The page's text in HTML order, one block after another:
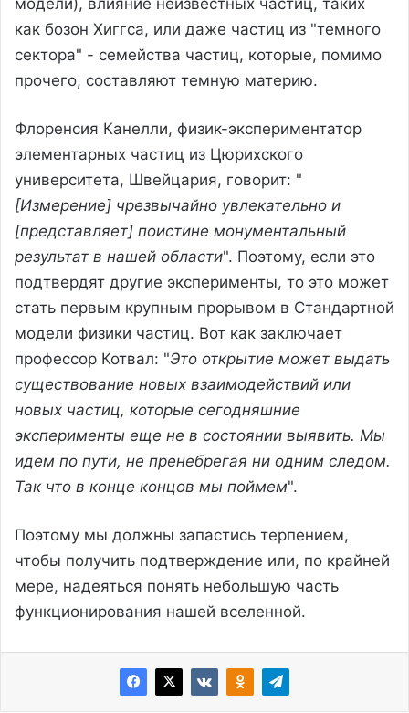
как бозон Хиггса, или даже частиц из "темного
сектора" - семейства частиц, которые, помимо
прочего, составляют темную материю.
Флоренсия Канелли, физик-экспериментатор
элементарных частиц из Цюрихского
университета, Швейцария, говорит: "
[Измерение] чрезвычайно увлекательно и
[представляет] поистине монументальный
результат в нашей области". Поэтому, если это
подтвердят другие эксперименты, то это может
стать первым крупным прорывом в Стандартной
модели физики частиц. Вот как заключает
профессор Котвал: "Это открытие может выдать
существование новых взаимодействий или
новых частиц, которые сегодняшние
эксперименты еще не в состоянии выявить. Мы
идем по пути, не пренебрегая ни одним следом.
Так что в конце концов мы поймем".
Поэтому мы должны запастись терпением,
чтобы получить подтверждение или, по крайней
мере, надеяться понять небольшую часть
функционирования нашей вселенной.